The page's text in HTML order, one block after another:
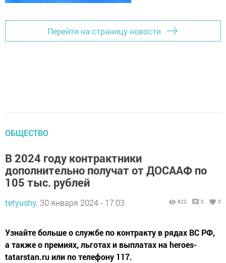
Перейти на страницу новости
ОБЩЕСТВО
В 2024 году контрактники
дополнительно получат от ДОСААФ по
105 тыс. рублей
tetyushy, 30 января 2024 - 17:03 822 0 0
Узнайте больше о службе по контракту в рядах ВС РФ,
а также о премиях, льготах и выплатах на heroes-
tatarstan.ru или по телефону 117.